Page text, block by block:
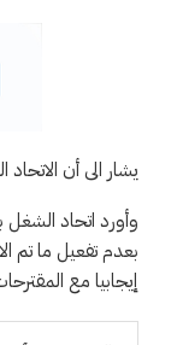
يشار الى أن الاتحاد
إيجابيا مع